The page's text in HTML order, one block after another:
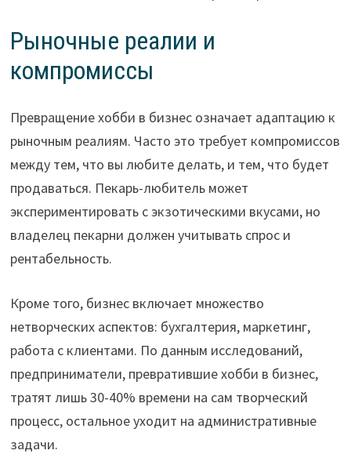
Рыночные реалии и
компромиссы
Превращение хобби в бизнес означает адаптацию к
рыночным реалиям. Часто это требует компромиссов
между тем, что вы любите делать, и тем, что будет
продаваться. Пекарь-любитель может
экспериментировать с экзотическими вкусами, но
владелец пекарни должен учитывать спрос и
рентабельность.
Кроме того, бизнес включает множество
нетворческих аспектов: бухгалтерия, маркетинг,
работа с клиентами. По данным исследований,
предприниматели, превратившие хобби в бизнес,
тратят лишь 30-40% времени на сам творческий
процесс, остальное уходит на административные
задачи.